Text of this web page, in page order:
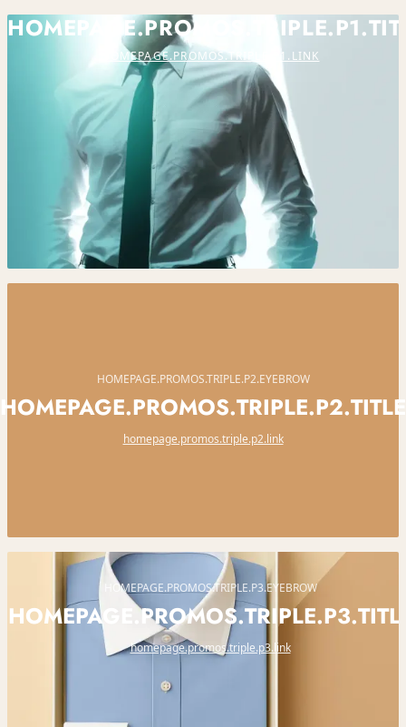
HOMEPAGE.PROMOS.TRIPLE.P1.LINK
HOMEPAGE.PROMOS.TRIPLE.P2.EYEBROW
HOMEPAGE.PROMOS.TRIPLE.P2.TITLE
homepage.promos.triple.p2.link
HOMEPAGE.PROMOS.TRIPLE.P3.EYEBROW
homepage.promos.triple.p3.link